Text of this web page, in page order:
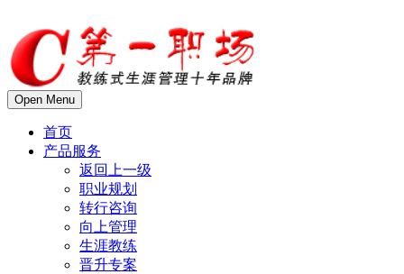
Open Menu
首页
产品服务
返回上一级
职业规划
转行咨询
向上管理
生涯教练
晋升专案